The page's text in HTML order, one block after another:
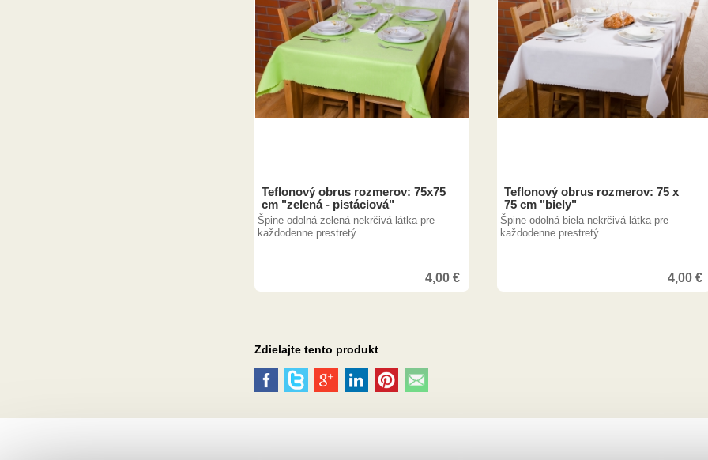
Teflonový obrus rozmerov: 75x75
cm "zelená - pistáciová"
Špine odolná zelená nekrčivá látka pre
každodenne prestretý ...
4,00€
Teflonový obrus rozmerov: 75 x
75 cm "biely"
Špine odolná biela nekrčivá látka pre
každodenne prestretý ...
4,00€
Zdielajte tento produkt